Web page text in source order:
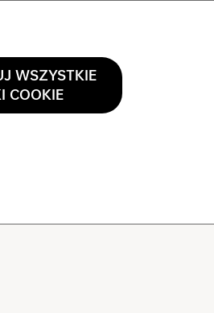
WSZYSTKIE
COOKIE